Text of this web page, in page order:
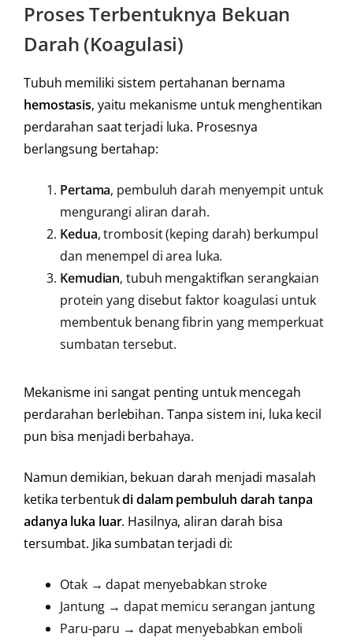
Proses Terbentuknya Bekuan
Darah (Koagulasi)
Tubuh memiliki sistem pertahanan bernama
hemostasis, yaitu mekanisme untuk menghentikan
perdarahan saat terjadi luka. Prosesnya
berlangsung bertahap:
Pertama, pembuluh darah menyempit untuk
mengurangi aliran darah.
Kedua, trombosit (keping darah) berkumpul
dan menempel di area luka.
Kemudian, tubuh mengaktifkan serangkaian
protein yang disebut faktor koagulasi untuk
membentuk benang fibrin yang memperkuat
sumbatan tersebut.
Mekanisme ini sangat penting untuk mencegah
perdarahan berlebihan. Tanpa sistem ini, luka kecil
pun bisa menjadi berbahaya.
Namun demikian, bekuan darah menjadi masalah
ketika terbentukdi dalam pembuluh darah tanpa
adanya luka luar. Hasilnya, aliran darah bisa
tersumbat. Jika sumbatan terjadi di:
Otak → dapat menyebabkan stroke
Jantung → dapat memicu serangan jantung
Paru-paru → dapat menyebabkan emboli